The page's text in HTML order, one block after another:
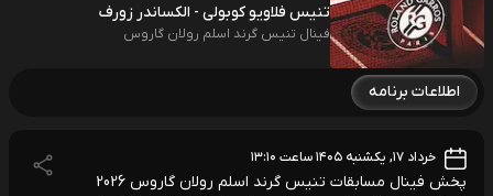
تنیس فلاویو کوبولی - الکساندر زورف
فینال تنیس گرند اسلم رولان گاروس
اطلاعات برنامه
خرداد ۱۷, یکشنبه ۱۴۰۵ ساعت ۱۳:۱۰
پخش فینال مسابقات تنیس گرند اسلم رولان گاروس 2026